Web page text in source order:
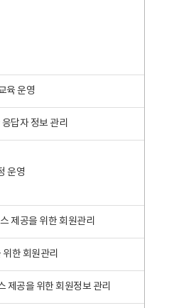
육 운영
답자 정보 관리
운영
제공을 위한 회원관리
한 회원관리
제공을 위한 회원정보 관리